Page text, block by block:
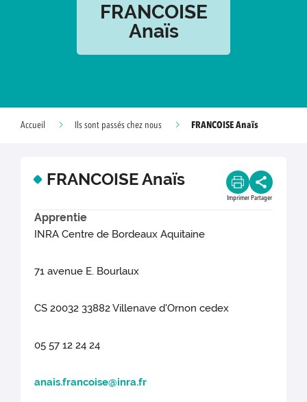
FRANCOISE
Anaïs
Accueil Ils sont passés chez nous FRANCOISE Anaïs
FRANCOISE Anaïs
Imprimer Partager
Apprentie
INRA Centre de Bordeaux Aquitaine
71 avenue E. Bourlaux
CS 20032 33882 Villenave d'Ornon cedex
05 57 12 24 24
anais.francoise@inra.fr